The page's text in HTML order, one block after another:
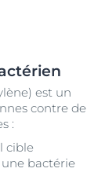
est un
contre de
:
cible
bactérie